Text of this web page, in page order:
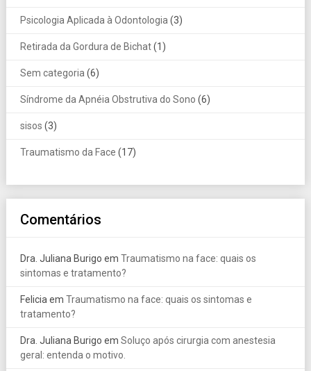
Psicologia Aplicada à Odontologia (3)
Retirada da Gordura de Bichat(1)
Sem categoria (6)
Síndrome da Apnéia Obstrutiva do Sono (6)
sisos (3)
Traumatismo da Face (17)
Comentários
Dra. Juliana Burigo em Traumatismo na face: quais os
sintomas e tratamento?
Felicia em Traumatismo na face: quais os sintomas e
tratamento?
Dra. Juliana Burigo em Soluço após cirurgia com anestesia
geral: entenda o motivo.